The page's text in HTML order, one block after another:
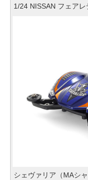
1/24 NISSAN フェアレ
シェヴァリア（MAシャ